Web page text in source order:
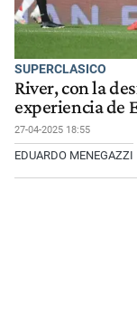
SUPERCLASICO
River, con la
experiencia de
27-04-2025 18:55
EDUARDO MENEGAZZI